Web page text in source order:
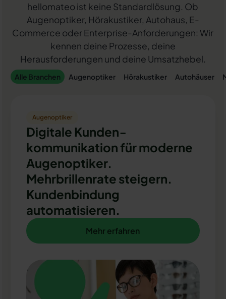
hellomateo ist keine Standardlösung. Ob
Augenoptiker, Hörakustiker, Autohaus, E-
Commerce oder Enterprise-Anforderungen: Wir
kennen deine Prozesse, deine
Herausforderungen und deine Umsatzhebel.
Alle Branchen Augenoptiker Hörakustiker Autohäuser
Augenoptiker
Digitale Kunden­
kommunikation für moderne
Augenoptiker.
Mehrbrillenrate steigern.
Kundenbindung
automatisieren.
Mehr erfahren
Mehr erfahren